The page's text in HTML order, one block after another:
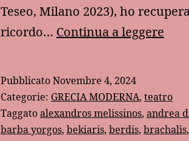
Teseo, Milano 2023), ho
ricordo… Continua a leggere
delle
PubblicatoNovembre 4, 2024
Categorie: GRECIA MODERNA, teatro
Taggatoalexandros melissinos, andrea
barba yorgos, bekiaris, berdis, brachalis,